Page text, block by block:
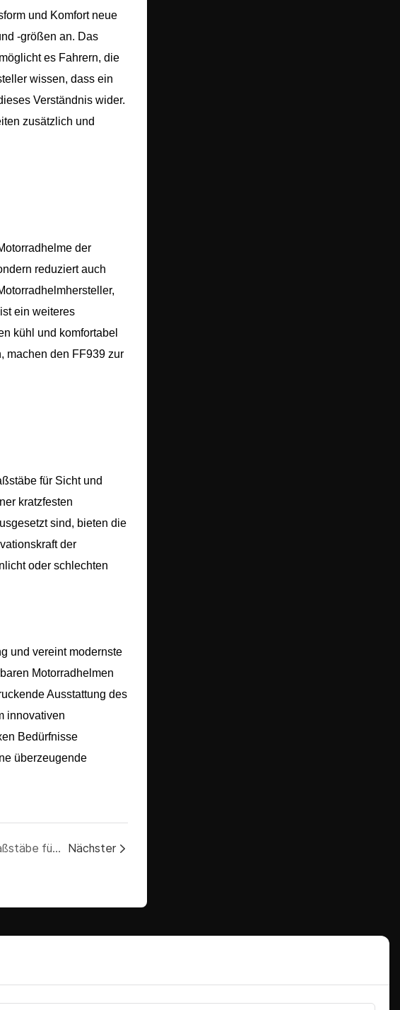
und Komfort neue
-größen an. Das
es Fahrern, die
wissen, dass ein
Verständnis wider.
zusätzlich und
der
reduziert auch
ein weiteres
kühl und komfortabel
machen den FF939 zur
für Sicht und
kratzfesten
sind, bieten die
der
oder schlechten
und vereint modernste
Motorradhelmen
Ausstattung des
innovativen
Bedürfnisse
überzeugende
Der MY Pro FF939: Setzt neue Maßstäbe für Integralhelme Nächster